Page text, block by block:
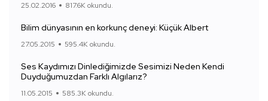
25.02.2016 817.6K okundu.
Bilim dünyasının en korkunç deneyi: Küçük Albert
27.05.2015 595.4K okundu.
Ses Kaydımızı Dinlediğimizde Sesimizi Neden Kendi
Duyduğumuzdan Farklı Algılarız?
11.05.2015 585.3K okundu.